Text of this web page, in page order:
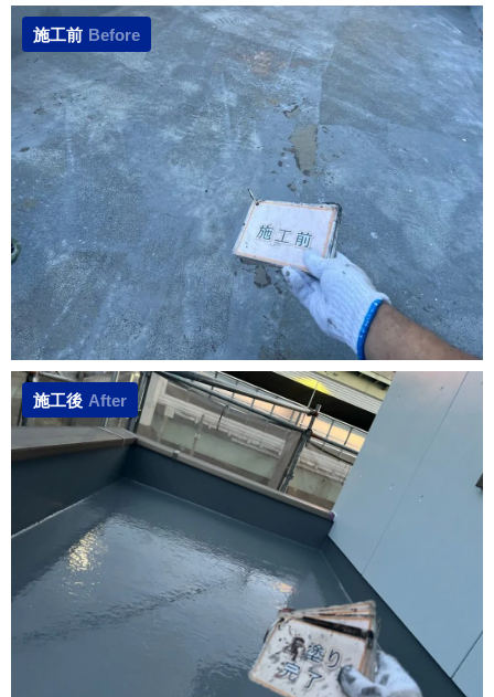
施工前 Before
施工後 After